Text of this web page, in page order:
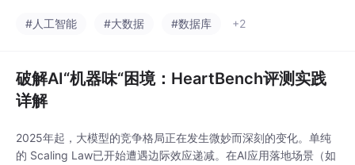
PCIe，RDMA网卡等多
表里，也不必为中间的数据清洗编写 Python 脚本。你只需要给出
#人工智能 #大数据 #数据库 +2
破解AI“机器味“困境：HeartBench评测实践
详解
2025年起，大模型的竞争格局正在发生微妙而深刻的变化。单纯
的 Scaling Law已开始遭遇边际效应递减。在AI应用落地场景（如